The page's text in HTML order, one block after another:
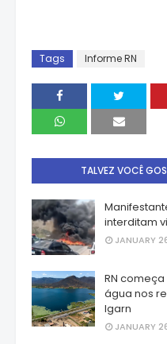
Tags Informe RN
TALVEZ VOCÊ
interditam
JANUARY
RN
água nos
Igarn
JANUARY